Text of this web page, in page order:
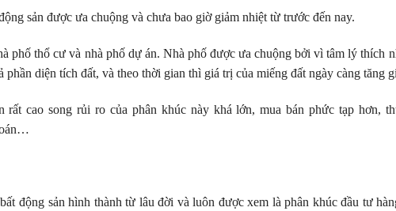
sản được ưa chuộng và chưa bao giờ giảm nhiệt từ trước đến nay.
phố thổ cư và nhà phố dự án. Nhà phố được ưa chuộng bởi vì tâm lý thích
phần diện tích đất, và theo thời gian thì giá trị của miếng đất ngày càng tăng
rất cao song rủi ro của phân khúc này khá lớn, mua bán phức tạp hơn,
động sản hình thành từ lâu đời và luôn được xem là phân khúc đầu tư